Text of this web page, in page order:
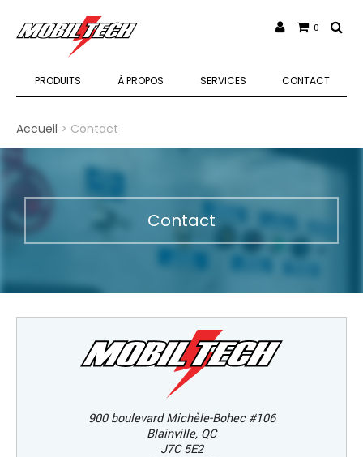
PRODUITS À PROPOS SERVICES CONTACT
0
Accueil > Contact
Contact
900 boulevard Michèle-Bohec #106
Blainville, QC
J7C 5E2